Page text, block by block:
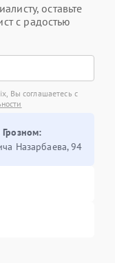
оставьте
с радостью
Вы соглашаетесь с
Назарбаева, 94